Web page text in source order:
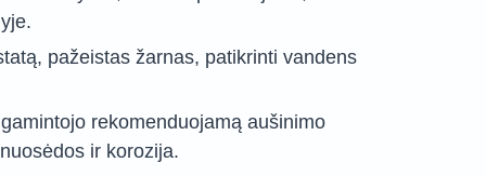
pažeistas žarnas, patikrinti vandens
rekomenduojamą aušinimo
ir korozija.